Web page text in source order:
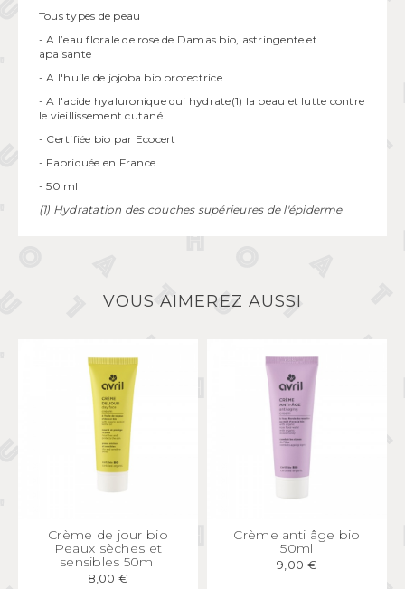
Tous types de peau
- A l’eau florale de rose de Damas bio, astringente et
apaisante
- A l'huile de jojoba bio protectrice
- A l'acide hyaluronique qui hydrate(1) la peau et lutte contre
le vieillissement cutané
- Certifiée bio par Ecocert
- Fabriquée en France
- 50 ml
(1) Hydratation des couches supérieures de l'épiderme
VOUS AIMEREZ AUSSI
APERÇU RAPIDE
Crème de jour bio
Peaux sèches et
sensibles 50ml
8,00 €
APERÇU RAPIDE
Crème anti âge bio
50ml
9,00 €